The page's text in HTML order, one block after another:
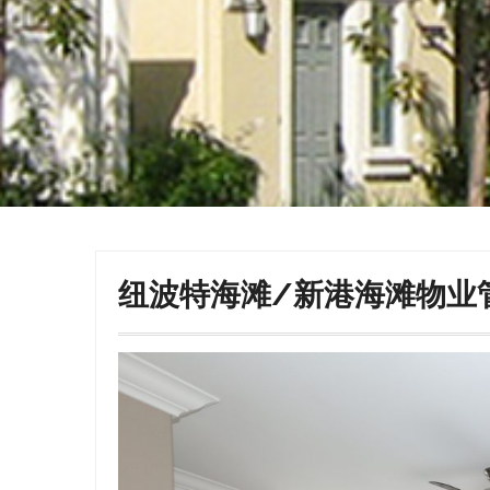
纽波特海滩/新港海滩物业